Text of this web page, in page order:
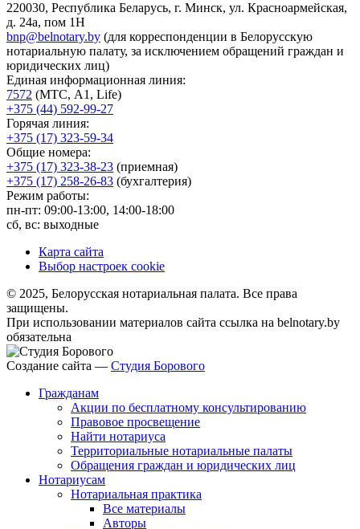
220030, Республика Беларусь, г. Минск, ул. Красноармейская,
д. 24а, пом 1Н
bnp@belnotary.by (для корреспонденции в Белорусскую
нотариальную палату, за исключением обращений граждан и
юридических лиц)
Единая информационная линия:
7572 (МТС, A1, Life)
+375 (44) 592-99-27
Горячая линия:
+375 (17) 323-59-34
Общие номера:
+375 (17) 323-38-23 (приемная)
+375 (17) 258-26-83 (бухгалтерия)
Режим работы:
пн-пт: 09:00-13:00, 14:00-18:00
сб, вс: выходные
Карта сайта
Выбор настроек cookie
© 2025, Белорусская нотариальная палата. Все права
защищены.
При использовании материалов сайта ссылка на belnotary.by
обязательна
Создание сайта — Студия Борового
Гражданам
Акции по бесплатному консультированию
Правовое просвещение
Найти нотариуса
Территориальные нотариальные палаты
Обращения граждан и юридических лиц
Нотариусам
Нотариальная практика
Все материалы
Авторы